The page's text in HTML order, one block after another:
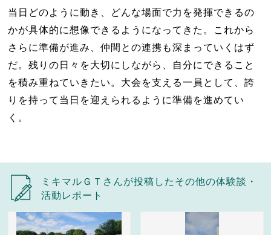
当日どのように動き、どんな場面で力を発揮できるの
かが具体的に想像できるようになってきた。これから
さらに準備が進み、仲間との連携も深まっていくはず
だ。残りの日々を大切にしながら、自分にできること
を積み重ねていきたい。大会を支える一員として、誇
りを持って当日を迎えられるように準備を進めてい
く。
ミキマルＧＴさんが投稿したその他の体験談・
活動レポート